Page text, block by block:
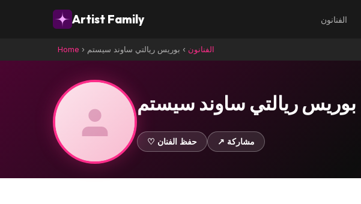
Artist Family الفنانون
Home › الفنانون › بوريس ريالتي ساوند سيستم
بوريس ريالتي ساوند سيستم
♡ حفظ الفنان ↗ مشاركة